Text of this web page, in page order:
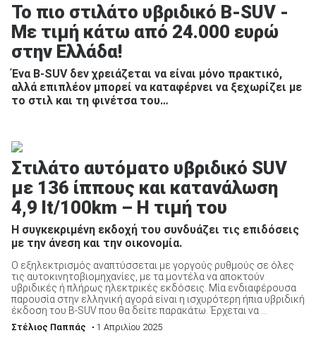
βρες το!
ΑΝΑΖΗΤΗΣΗ
Μεταχειρισμένα
Το πιο στιλάτο υβριδικό B-SUV -
Με τιμή κάτω από 24.000 ευρώ
στην Ελλάδα!
Ένα B-SUV δεν χρειάζεται να είναι μόνο πρακτικό,
αλλά επιπλέον μπορεί να καταφέρνει να ξεχωρίζει με
το στιλ και τη φινέτσα του…
Στιλάτο αυτόματο υβριδικό SUV
με 136 ίππους και κατανάλωση
4,9 lt/100km – Η τιμή του
Η συγκεκριμένη εκδοχή του συνδυάζει τις επιδόσεις
με την άνεση και την οικονομία.
Ο εξηλεκτρισμός αναπτύσσεται με γοργούς ρυθμούς σε όλες
τις αυτοκινητοβιομηχανίες, με τα μοντέλα να αποκτούν
υβριδικές ή πλήρως ηλεκτρικές εκδόσεις. Μία ενδιαφέρουσα
παρουσία στην ελληνική αγορά είναι η ισχυρότερη ήπια υβριδική
έκδοση του B-SUV που θα δείτε παρακάτω. Έρχεται να ...
Στέλιος Παππάς • 1 Απριλίου 2025